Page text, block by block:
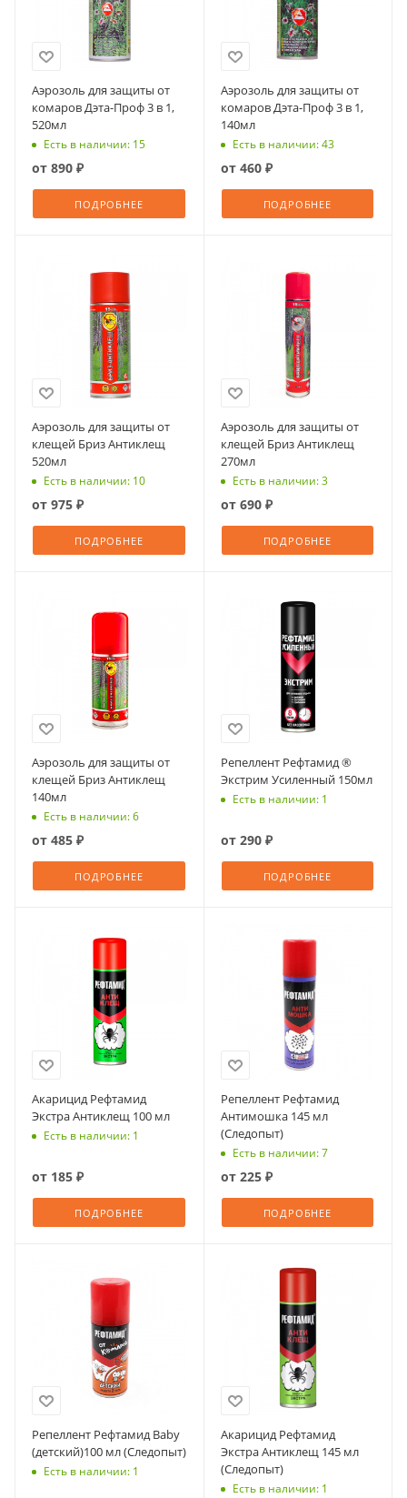
Аэрозоль для защиты от
комаров Дэта-Проф 3 в 1,
520мл
Есть в наличии: 15
от 890 ₽
ПОДРОБНЕЕ
Аэрозоль для защиты от
комаров Дэта-Проф 3 в 1,
140мл
Есть в наличии: 43
от 460 ₽
ПОДРОБНЕЕ
Аэрозоль для защиты от
клещей Бриз Антиклещ
520мл
Есть в наличии: 10
от 975 ₽
ПОДРОБНЕЕ
Аэрозоль для защиты от
клещей Бриз Антиклещ
270мл
Есть в наличии: 3
от 690 ₽
ПОДРОБНЕЕ
Аэрозоль для защиты от
клещей Бриз Антиклещ
140мл
Есть в наличии: 6
от 485 ₽
ПОДРОБНЕЕ
Репеллент Рефтамид ®
Экстрим Усиленный 150мл
Есть в наличии: 1
от 290 ₽
ПОДРОБНЕЕ
Акарицид Рефтамид
Экстра Антиклещ 100 мл
Есть в наличии: 1
от 185 ₽
ПОДРОБНЕЕ
Репеллент Рефтамид
Антимошка 145 мл
(Следопыт)
Есть в наличии: 7
от 225 ₽
ПОДРОБНЕЕ
Репеллент Рефтамид Baby
(детский)100 мл (Следопыт)
Есть в наличии: 1
Акарицид Рефтамид
Экстра Антиклещ 145 мл
(Следопыт)
Есть в наличии: 1